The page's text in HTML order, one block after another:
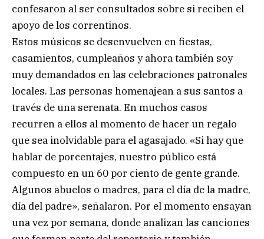
confesaron al ser consultados sobre si reciben el
apoyo de los correntinos.
Estos músicos se desenvuelven en fiestas,
casamientos, cumpleaños y ahora también soy
muy demandados en las celebraciones patronales
locales. Las personas homenajean a sus santos a
través de una serenata. En muchos casos
recurren a ellos al momento de hacer un regalo
que sea inolvidable para el agasajado. «Si hay que
hablar de porcentajes, nuestro público está
compuesto en un 60 por ciento de gente grande.
Algunos abuelos o madres, para el día de la madre,
día del padre», señalaron. Por el momento ensayan
una vez por semana, donde analizan las canciones